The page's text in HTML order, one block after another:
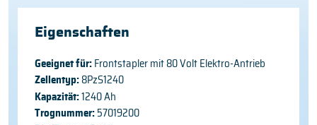
Eigenschaften
Geeignet für: Frontstapler mit 80 Volt Elektro-Antrieb
Zellentyp: 8PzS1240
Kapazität:1240 Ah
Trognummer:57019200